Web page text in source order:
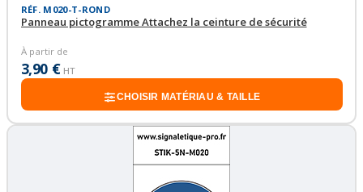
RÉF. M020-T-ROND
Panneau pictogramme Attachez la ceinture de sécurité
À partir de
3,90 € HT
CHOISIR MATÉRIAU & TAILLE